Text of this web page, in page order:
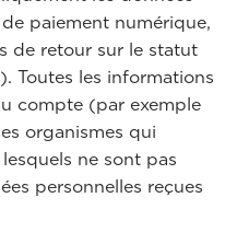
paiement numérique,
de retour sur le statut
Toutes les informations
compte (par exemple
organismes qui
ne sont pas
personnelles reçues